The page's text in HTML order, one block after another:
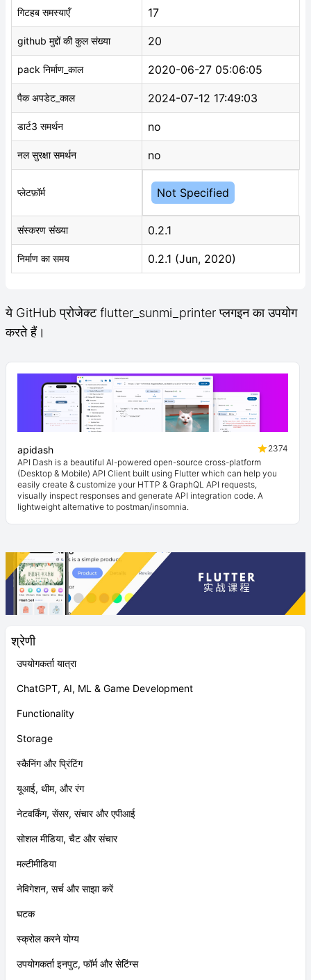
श्रेणी
उपयोगकर्ता यात्रा
ChatGPT, AI, ML & Game Development
Functionality
Storage
स्कैनिंग और प्रिंटिंग
यूआई, थीम, और रंग
नेटवर्किंग, सेंसर, संचार और एपीआई
सोशल मीडिया, चैट और संचार
मल्टीमीडिया
नेविगेशन, सर्च और साझा करें
घटक
स्क्रोल करने योग्य
उपयोगकर्ता इनपुट, फॉर्म और सेटिंग्स
गिटहब समस्याएँ 17
github मुद्दों की कुल संख्या 20
pack निर्माण_काल 2020-06-27 05:06:05
पैक अपडेट_काल 2024-07-12 17:49:03
डार्ट3 समर्थन no
नल सुरक्षा समर्थन no
प्लेटफ़ॉर्म Not Specified
संस्करण संख्या 0.2.1
निर्माण का समय 0.2.1 (Jun, 2020)
ये GitHub प्रोजेक्ट flutter_sunmi_printer प्लगइन का उपयोग
करते हैं।
apidash
2374
API Dash is a beautiful AI-powered open-source cross-platform
(Desktop & Mobile) API Client built using Flutter which can help you
easily create & customize your HTTP & GraphQL API requests,
visually inspect responses and generate API integration code. A
lightweight alternative to postman/insomnia.